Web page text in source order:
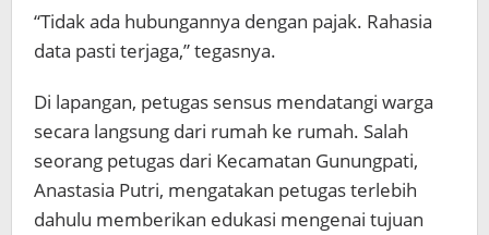
“Tidak ada hubungannya dengan pajak. Rahasia
data pasti terjaga,” tegasnya.
Di lapangan, petugas sensus mendatangi warga
secara langsung dari rumah ke rumah. Salah
seorang petugas dari Kecamatan Gunungpati,
Anastasia Putri, mengatakan petugas terlebih
dahulu memberikan edukasi mengenai tujuan